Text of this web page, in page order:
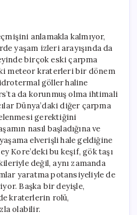
anlamakla kalmıyor,
yaşam izleri arayışında da
birçok eski çarpma
meteor kraterleri bir dönem
göller haline
da korunmuş olma ihtimali
Dünya’daki diğer çarpma
gerektiğini
nasıl başladığına ve
elverişli hale geldiğine
Kore’deki bu keşif, gök taşı
değil, aynı zamanda
yaratma potansiyeliyle de
Başka bir deyişle,
kraterlerin rolü,
olabilir.